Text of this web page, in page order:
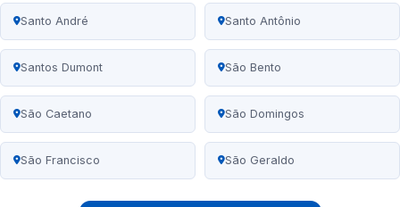
Santo André Santo Antônio
Santos Dumont São Bento
São Caetano São Domingos
São Francisco São Geraldo